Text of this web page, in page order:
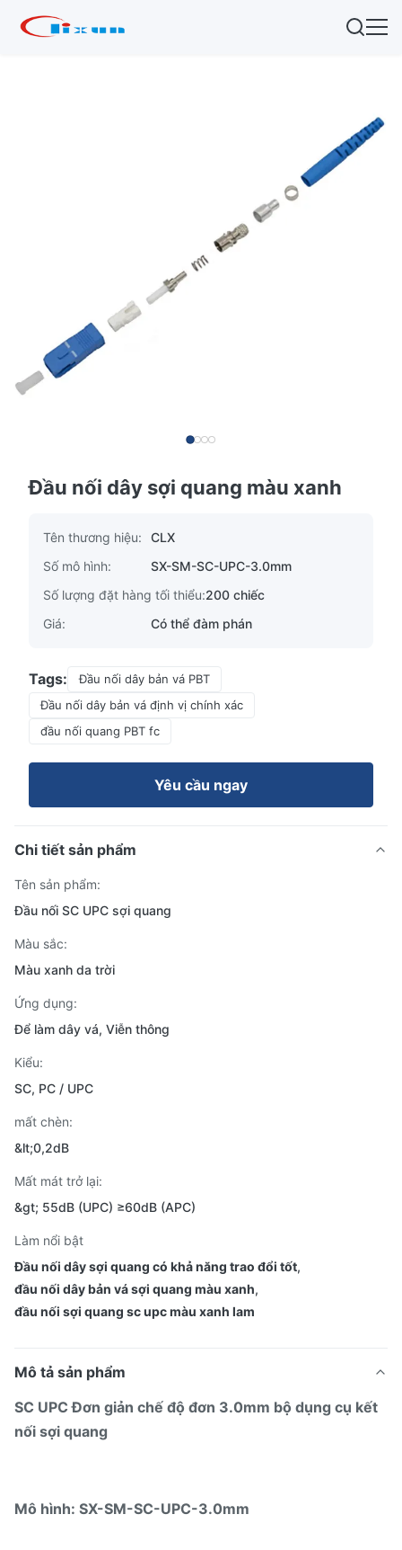
Đầu nối dây sợi quang màu xanh
Tên thương hiệu:
CLX
Số mô hình:
SX-SM-SC-UPC-3.0mm
Số lượng đặt hàng tối thiểu:200 chiếc
Giá:
Có thể đàm phán
Tags:
Đầu nối dây bản vá PBT
Đầu nối dây bản vá định vị chính xác
đầu nối quang PBT fc
Yêu cầu ngay
Chi tiết sản phẩm
Tên sản phẩm:
Đầu nối SC UPC sợi quang
Màu sắc:
Màu xanh da trời
Ứng dụng:
Để làm dây vá, Viễn thông
Kiểu:
SC, PC / UPC
mất chèn:
&lt;0,2dB
Mất mát trở lại:
&gt; 55dB (UPC) ≥60dB (APC)
Làm nổi bật
Đầu nối dây sợi quang có khả năng trao đổi tốt,
đầu nối dây bản vá sợi quang màu xanh,
đầu nối sợi quang sc upc màu xanh lam
Mô tả sản phẩm
SC UPCĐơn giản chế độ đơn 3.0mm bộ dụng cụ kết
nối sợi quang
Mô hình: SX-SM-SC-UPC-3.0mm